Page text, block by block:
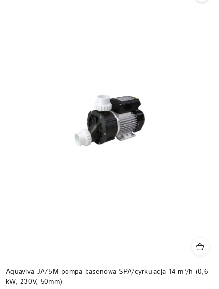
Aquaviva JA75M pompa basenowa SPA/cyrkulacja 14 m³/h (0,6
kW, 230V, 50mm)